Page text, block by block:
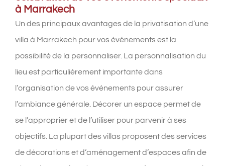
à Marrakech
Un des principaux avantages de la privatisation d’une
villa à Marrakech pour vos événements est la
possibilité de la personnaliser. La personnalisation du
lieu est particulièrement importante dans
l’organisation de vos événements pour assurer
l’ambiance générale. Décorer un espace permet de
se l’approprier et de l’utiliser pour parvenir à ses
objectifs. La plupart des villas proposent des services
de décorations et d’aménagement d’espaces afin de